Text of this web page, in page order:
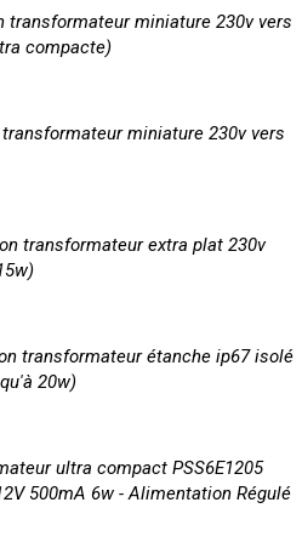
transformateur miniature 230v vers
compacte)
miniature 230v vers
transformateur extra plat 230v
transformateur étanche ip67 isolé
20w)
ultra compact PSS6E1205
500mA 6w - Alimentation Régulé